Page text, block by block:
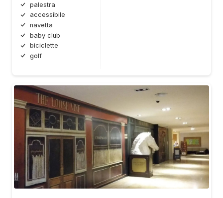
palestra
accessibile
navetta
baby club
biciclette
golf